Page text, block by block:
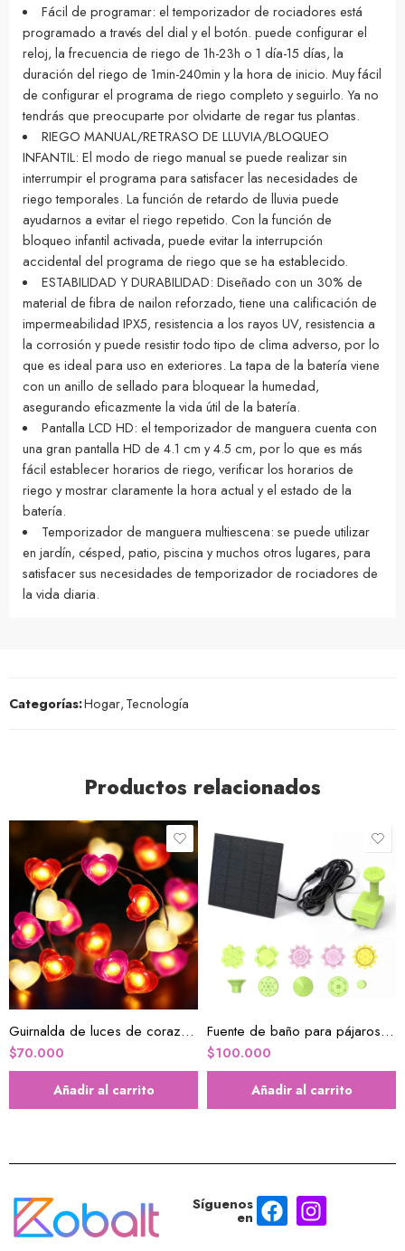
Fácil de programar: el temporizador de rociadores está
programado a través del dial y el botón. puede configurar el
reloj, la frecuencia de riego de 1h-23h o 1 día-15 días, la
duración del riego de 1min-240min y la hora de inicio. Muy fácil
de configurar el programa de riego completo y seguirlo. Ya no
tendrás que preocuparte por olvidarte de regar tus plantas.
RIEGO MANUAL/RETRASO DE LLUVIA/BLOQUEO
INFANTIL: El modo de riego manual se puede realizar sin
interrumpir el programa para satisfacer las necesidades de
riego temporales. La función de retardo de lluvia puede
ayudarnos a evitar el riego repetido. Con la función de
bloqueo infantil activada, puede evitar la interrupción
accidental del programa de riego que se ha establecido.
ESTABILIDAD Y DURABILIDAD: Diseñado con un 30% de
material de fibra de nailon reforzado, tiene una calificación de
impermeabilidad IPX5, resistencia a los rayos UV, resistencia a
la corrosión y puede resistir todo tipo de clima adverso, por lo
que es ideal para uso en exteriores. La tapa de la batería viene
con un anillo de sellado para bloquear la humedad,
asegurando eficazmente la vida útil de la batería.
Pantalla LCD HD: el temporizador de manguera cuenta con
una gran pantalla HD de 4.1 cm y 4.5 cm, por lo que es más
fácil establecer horarios de riego, verificar los horarios de
riego y mostrar claramente la hora actual y el estado de la
batería.
Temporizador de manguera multiescena: se puede utilizar
en jardín, césped, patio, piscina y muchos otros lugares, para
satisfacer sus necesidades de temporizador de rociadores de
la vida diaria.
Categorías:Hogar,Tecnología
Productos relacionados
Guirnalda de luces de corazón decorativas
$70.000
Añadir al carrito
Fuente de baño para pájaros con panel solar
$100.000
Añadir al carrito
Síguenos
en